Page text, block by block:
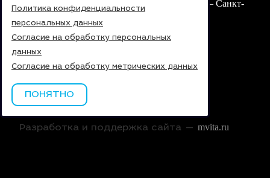
ТПЗ Боровлёво-1, 164-й км трассы «Москва — Санкт-
Обратный звонок
Разработка и поддержка сайта — mvita.ru
Политика конфиденциальности
персональных данных
Согласие на обработку персональных
данных
Согласие на обработку метрических данных
ПОНЯТНО